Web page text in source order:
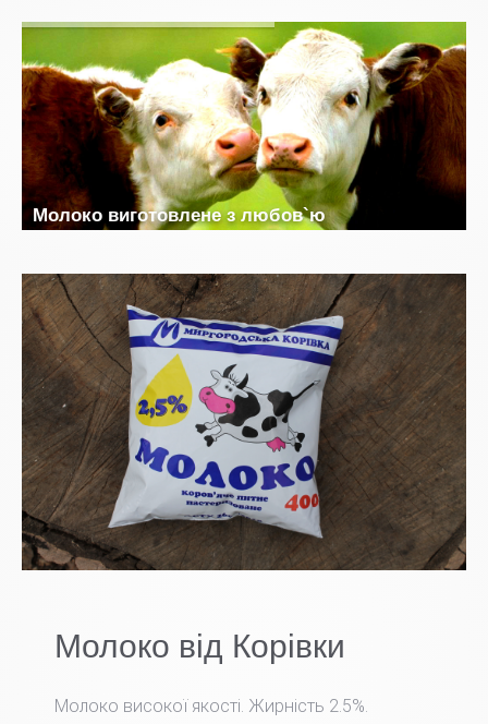
Молоко виготовлене з любов`ю
Молоко від Корівки
Молоко високої якості. Жирність 2.5%.